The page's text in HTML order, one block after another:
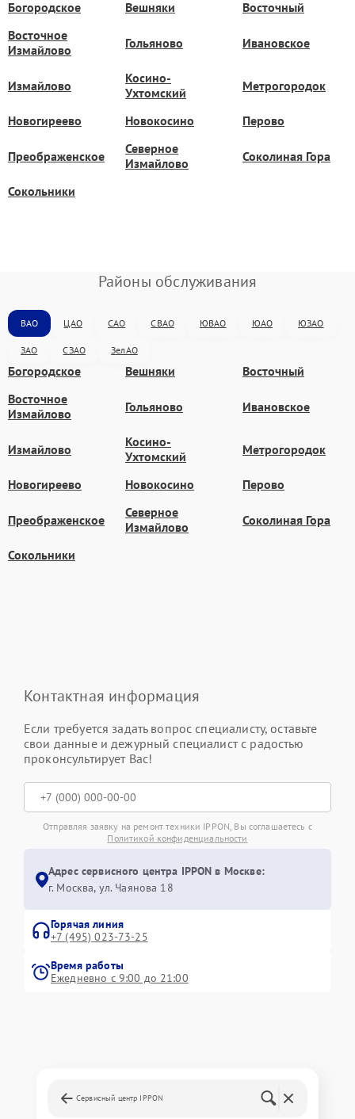
Богородское Вешняки
Восточный
Восточное
Измайлово
Гольяново Ивановское
Измайлово
Косино-
Ухтомский
Метрогородок
Новогиреево Новокосино Перово
Преображенское
Северное
Измайлово
Соколиная Гора
Сокольники
Районы обслуживания
ВАО ЦАО САО СВАО ЮВАО ЮАО ЮЗАО
ЗАО СЗАО ЗелАО
Богородское Вешняки
Восточный
Восточное
Измайлово
Гольяново Ивановское
Измайлово
Косино-
Ухтомский
Метрогородок
Новогиреево Новокосино Перово
Преображенское
Северное
Измайлово
Соколиная Гора
Сокольники
Контактная информация
Если требуется задать вопрос специалисту, оставьте
свои данные и дежурный специалист с радостью
проконсультирует Вас!
Отправляя заявку на ремонт техники IPPON, Вы соглашаетесь с
Политикой конфиденциальности
Адрес сервисного центра IPPON в Москве:
г. Москва, ул. Чаянова 18
Горячая линия
+7 (495) 023-73-25
Время работы
Ежедневно с 9:00 до 21:00
Сервисный центр IPPON